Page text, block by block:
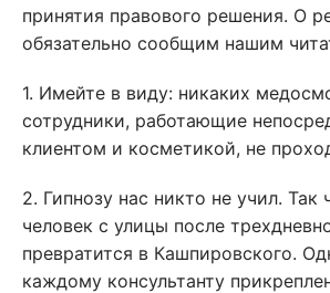
принятия правового решения. О
обязательно сообщим нашим
1. Имейте в виду: никаких
сотрудники, работающие
клиентом и косметикой, не
2. Гипнозу нас никто не учил. Так
человек с улицы после
превратится в Кашпировского.
каждому консультанту